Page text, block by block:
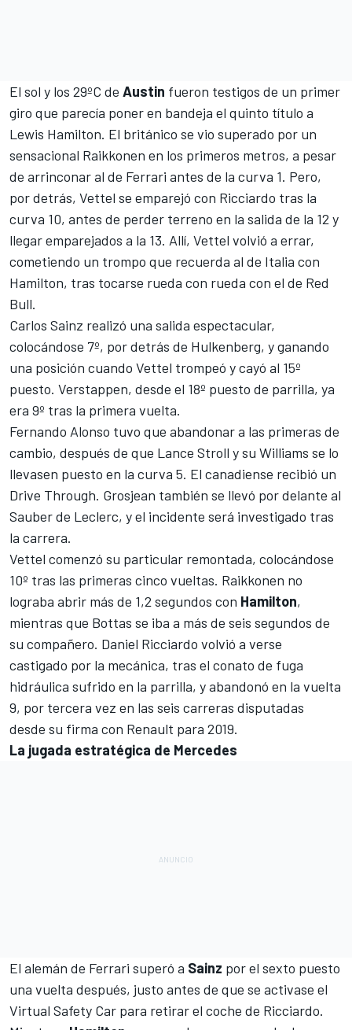
El sol y los 29ºC de Austin fueron testigos de un primer
giro que parecía poner en bandeja el quinto título a
Lewis Hamilton. El británico se vio superado por un
sensacional Raikkonen en los primeros metros, a pesar
de arrinconar al de Ferrari antes de la curva 1. Pero,
por detrás, Vettel se emparejó con Ricciardo tras la
curva 10, antes de perder terreno en la salida de la 12 y
llegar emparejados a la 13. Allí, Vettel volvió a errar,
cometiendo un trompo que recuerda al de Italia con
Hamilton, tras tocarse rueda con rueda con el de Red
Bull.
Carlos Sainz realizó una salida espectacular,
colocándose 7º, por detrás de Hulkenberg, y ganando
una posición cuando Vettel trompeó y cayó al 15º
puesto. Verstappen, desde el 18º puesto de parrilla, ya
era 9º tras la primera vuelta.
Fernando Alonso tuvo que abandonar a las primeras de
cambio, después de que Lance Stroll y su Williams se lo
llevasen puesto en la curva 5. El canadiense recibió un
Drive Through. Grosjean también se llevó por delante al
Sauber de Leclerc, y el incidente será investigado tras
la carrera.
Vettel comenzó su particular remontada, colocándose
10º tras las primeras cinco vueltas. Raikkonen no
lograba abrir más de 1,2 segundos con Hamilton,
mientras que Bottas se iba a más de seis segundos de
su compañero. Daniel Ricciardo volvió a verse
castigado por la mecánica, tras el conato de fuga
hidráulica sufrido en la parrilla, y abandonó en la vuelta
9, por tercera vez en las seis carreras disputadas
desde su firma con Renault para 2019.
La jugada estratégica de Mercedes
El alemán de Ferrari superó a Sainz por el sexto puesto
una vuelta después, justo antes de que se activase el
Virtual Safety Car para retirar el coche de Ricciardo.